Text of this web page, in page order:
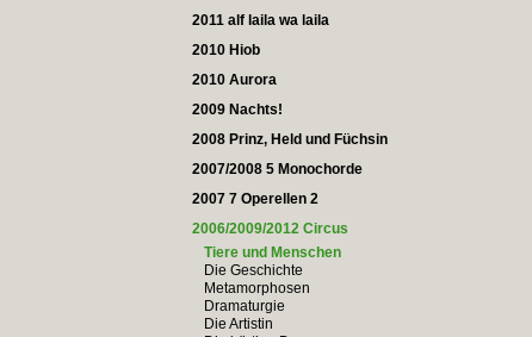
2011 alf laila wa laila
2010 Hiob
2010 Aurora
2009 Nachts!
2008 Prinz, Held und Füchsin
2007/2008 5 Monochorde
2007 7 Operellen 2
2006/2009/2012 Circus
Tiere und Menschen
Die Geschichte
Metamorphosen
Dramaturgie
Die Artistin